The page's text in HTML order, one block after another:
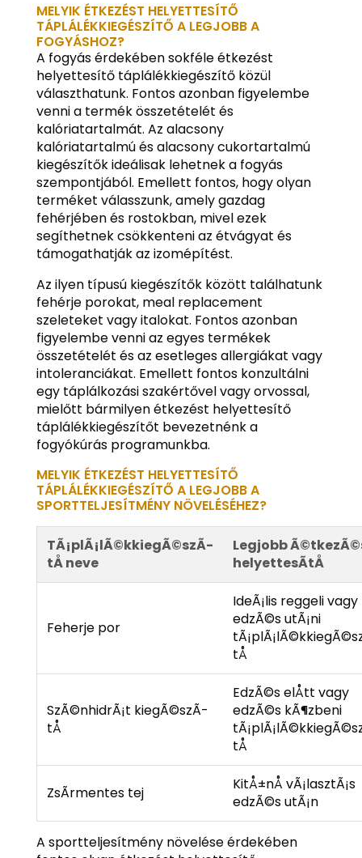
MELYIK ÉTKEZÉST HELYETTESÍTŐ
TÁPLÁLÉKKIEGÉSZÍTŐ A LEGJOBB A
FOGYÁSHOZ?
A fogyás érdekében sokféle étkezést
helyettesítő táplálékkiegészítő közül
választhatunk. Fontos azonban figyelembe
venni a termék összetételét és
kalóriatartalmát. Az alacsony
kalóriatartalmú és alacsony cukortartalmú
kiegészítők ideálisak lehetnek a fogyás
szempontjából. Emellett fontos, hogy olyan
terméket válasszunk, amely gazdag
fehérjében és rostokban, mivel ezek
segíthetnek csökkenteni az étvágyat és
támogathatják az izomépítést.
Az ilyen típusú kiegészítők között találhatunk
fehérje porokat, meal replacement
szeleteket vagy italokat. Fontos azonban
figyelembe venni az egyes termékek
összetételét és az esetleges allergiákat vagy
intoleranciákat. Emellett fontos konzultálni
egy táplálkozási szakértővel vagy orvossal,
mielőtt bármilyen étkezést helyettesítő
táplálékkiegészítőt bevezetnénk a
fogyókúrás programunkba.
MELYIK ÉTKEZÉST HELYETTESÍTŐ
TÁPLÁLÉKKIEGÉSZÍTŐ A LEGJOBB A
SPORTTELJESÍTMÉNY NÖVELÉSÉHEZ?
TÃ¡plÃ¡lÃ©kkiegÃ©szÃ­
tÅ neve
Legjobb
helyettesÃ­tÅ
Feherje por
IdeÃ¡lis reggeli vagy
edzÃ©s utÃ¡ni
tÅ
SzÃ©nhidrÃ¡t kiegÃ©szÃ­
tÅ
EdzÃ©s elÅtt vagy
edzÃ©s kÃ¶zbeni
tÅ
ZsÃ­rmentes tej
KitÅ±nÅ vÃ¡lasztÃ¡s
edzÃ©s utÃ¡n
A sportteljesítmény növelése érdekében